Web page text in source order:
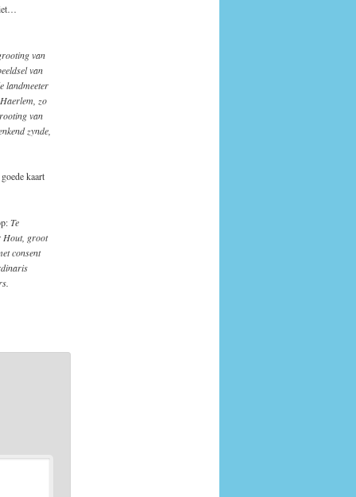
van
van
landmeeter
zo
van
zynde,
kaart
Te
Hout, groot
consent